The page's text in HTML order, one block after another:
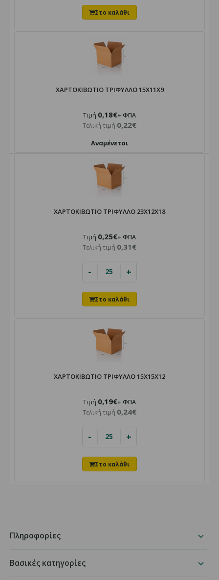
ΧΑΡΤΟΚΙΒΩΤΙΟ ΤΡΙΦΥΛΛΟ 15X11X9
Τιμή:0,18€+ ΦΠΑ
Τελική τιμή:0,22€
Αναμένεται
ΧΑΡΤΟΚΙΒΩΤΙΟ ΤΡΙΦΥΛΛΟ 23X12X18
Τιμή:0,25€+ ΦΠΑ
Τελική τιμή:0,31€
- +
ΧΑΡΤΟΚΙΒΩΤΙΟ ΤΡΙΦΥΛΛΟ 15X15X12
Τιμή:0,19€+ ΦΠΑ
Τελική τιμή:0,24€
- +
Πληροφορίες
Βασικές κατηγορίες